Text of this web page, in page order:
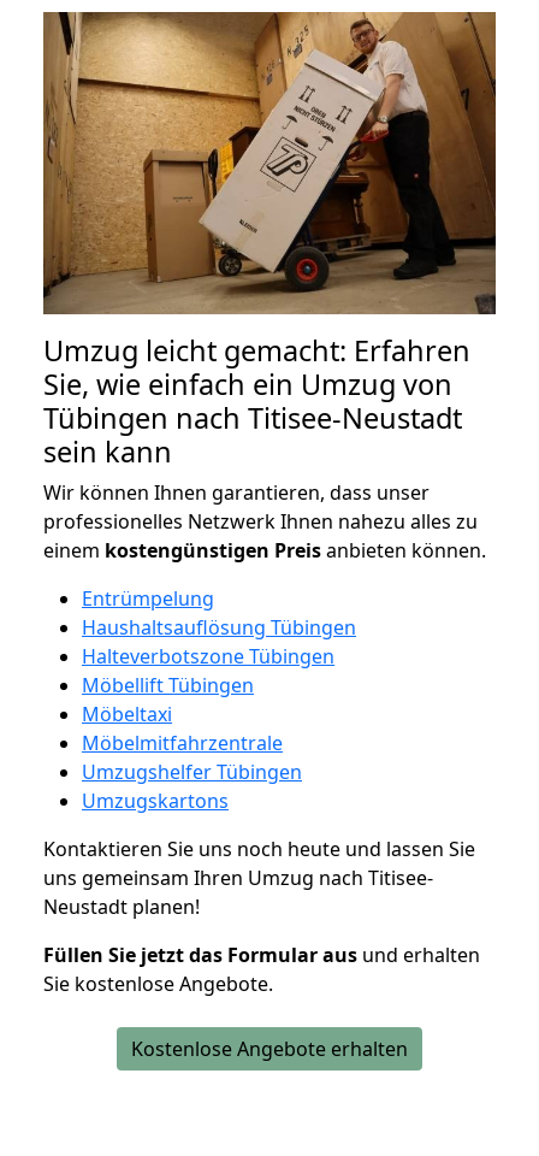
Umzug leicht gemacht: Erfahren
Sie, wie einfach ein Umzug von
Tübingen nach Titisee-Neustadt
sein kann
Wir können Ihnen garantieren, dass unser
professionelles Netzwerk Ihnen nahezu alles zu
einem kostengünstigen Preisanbieten können.
Entrümpelung
Haushaltsauflösung Tübingen
Halteverbotszone Tübingen
Möbellift Tübingen
Möbeltaxi
Möbelmitfahrzentrale
Umzugshelfer Tübingen
Umzugskartons
Kontaktieren Sie uns noch heute und lassen Sie
uns gemeinsam Ihren Umzug nach Titisee-
Neustadt planen!
Füllen Sie jetzt das Formular aus und erhalten
Sie kostenlose Angebote.
Kostenlose Angebote erhalten